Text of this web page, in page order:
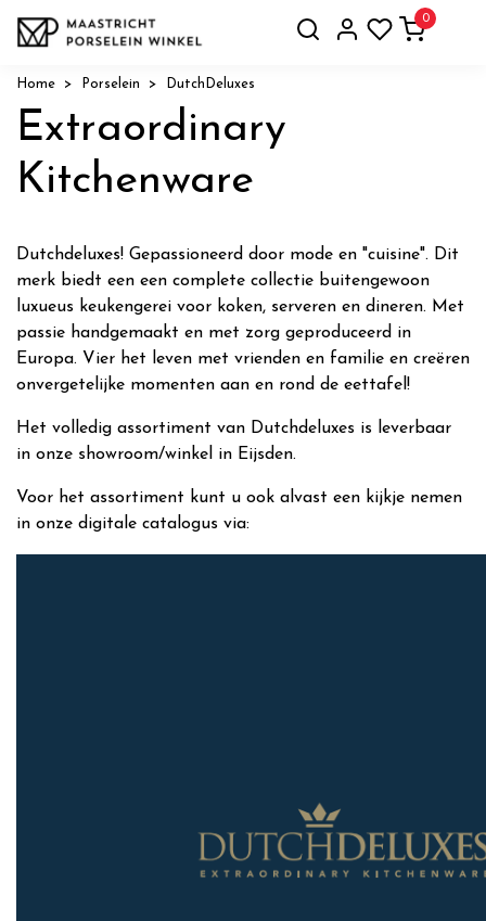
0
Home Porselein DutchDeluxes
Extraordinary
Kitchenware
Dutchdeluxes! Gepassioneerd door mode en "cuisine". Dit
merk biedt een een complete collectie buitengewoon
luxueus keukengerei voor koken, serveren en dineren. Met
passie handgemaakt en met zorg geproduceerd in
Europa. Vier het leven met vrienden en familie en creëren
onvergetelijke momenten aan en rond de eettafel!
Het volledig assortiment van Dutchdeluxes is leverbaar
in onze showroom/winkel in Eijsden.
Voor het assortiment kunt u ook alvast een kijkje nemen
in onze digitale catalogus via: